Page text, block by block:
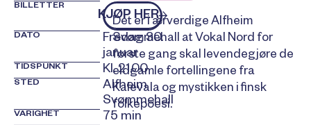
BILLETTER
kjøp billetter
KJØP HER
DATO
Fredag 30.
januar
TIDSPUNKT Kl. 21.00
STED
Alfheim
Svømmehall
VARIGHET 75 min
Det er i ærverdige Alfheim
Svømmehall at Vokal Nord for
første gang skal levendegjøre de
eldgamle fortellingene fra
Kalevala og mystikken i finsk
folkepoesi.